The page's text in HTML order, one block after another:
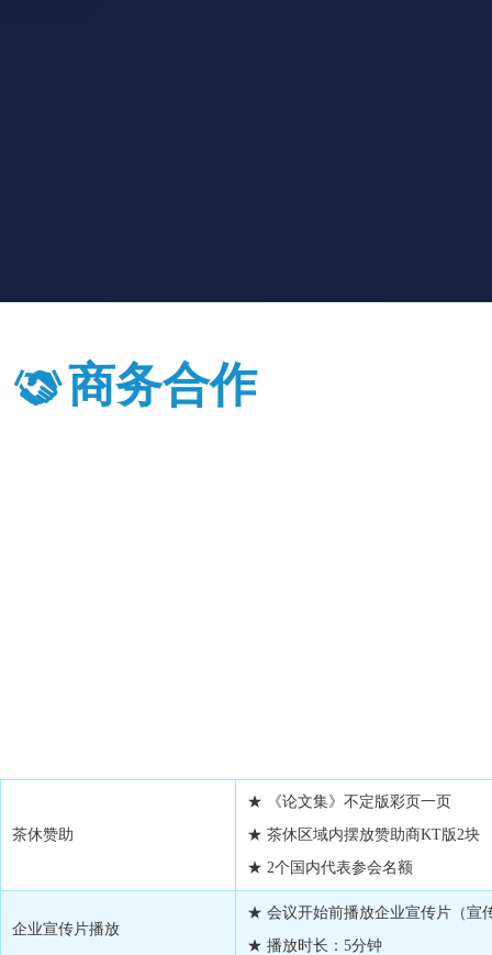
商务合作
茶休赞助
★ 《论文集》不定版彩页一页
★ 茶休区域内摆放赞助商KT版2块
★ 2个国内代表参会名额
企业宣传片播放
★ 会议开始前播放企业宣传片（宣
★ 播放时长：5分钟